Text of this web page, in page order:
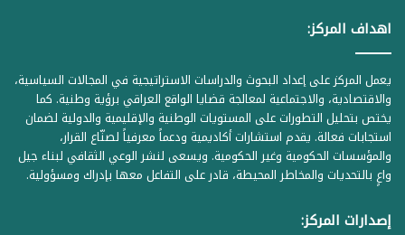
اهداف المركز:
يعمل المركز على إعداد البحوث والدراسات الاستراتيجية في المجالات السياسية،
والاقتصادية، والاجتماعية لمعالجة قضايا الواقع العراقي برؤية وطنية. كما
يختص بتحليل التطورات على المستويات الوطنية والإقليمية والدولية لضمان
استجابات فعالة. يقدم استشارات أكاديمية ودعماً معرفياً لصنّاع القرار،
والمؤسسات الحكومية وغير الحكومية. ويسعى لنشر الوعي الثقافي لبناء جيل
واعٍ بالتحديات والمخاطر المحيطة، قادر على التفاعل معها بإدراك ومسؤولية.
إصدارات المركز: